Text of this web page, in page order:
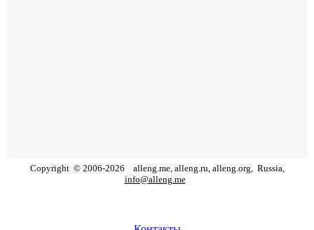
Copyright © 2006-2026 alleng.me, alleng.ru, alleng.org, Russia,
info@alleng.me